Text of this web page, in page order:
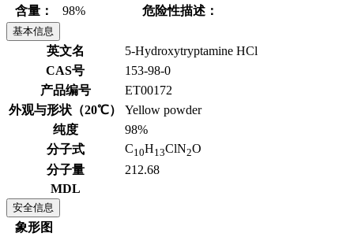
含量：
98% 危险性描述：
基本信息
英文名
5-Hydroxytryptamine HCl
CAS号
153-98-0
产品编号
ET00172
外观与形状（20℃）
Yellow powder
纯度
98%
分子式
C10H13ClN2O
分子量
212.68
MDL
安全信息
象形图